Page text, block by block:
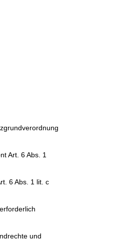
Art. 6 Abs. 1
6 Abs. 1 lit. c
und